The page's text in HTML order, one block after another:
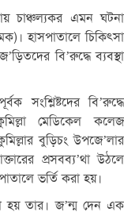
চাঞ্চল্যকর এমন ঘটনা
) । হাসপাতালে চিকিৎসা
’ড়িতদের বি’রুদ্ধে ব্যবস্থা
সংশ্লিষ্টদের বি’রুদ্ধে
মেডিকেল
কলেজ
বুড়িচং উপজে’লার
প্রসবব্য’থা উঠলে
ভর্তি করা হয়।
হয় তার। জ’ন্ম দেন এক